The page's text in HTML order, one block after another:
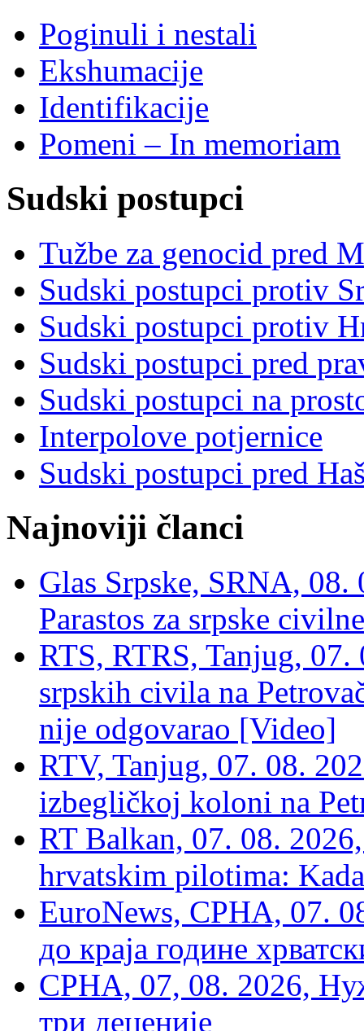
Poginuli i nestali
Ekshumacije
Identifikacije
Pomeni – In memoriam
Sudski postupci
Tužbe za genocid pred
Sudski postupci protiv
Sudski postupci protiv
Sudski postupci pred
Sudski postupci na
Interpolove potjernice
Sudski postupci pred
Najnoviji članci
Glas Srpske, SRNA,
Parastos za srpske
RTS, RTRS, Tanjug,
srpskih civila na
nije odgovarao [Video]
RTV, Tanjug, 07. 08.
izbegličkoj koloni na
RT Balkan, 07. 08.
hrvatskim pilotima:
EuroNews, СРНА, 07.
до краја године
СРНА, 07, 08. 2026,
три деценије